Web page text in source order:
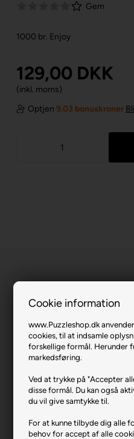
Cookie information
www.Puzzleshop.dk
cookies, til at indsamle
forskellige formål. Herunder
markedsføring.
Ved at trykke på "Accepter
disse formål. Du kan også
du vil give samtykke til.
For at kunne tilbyde dig alle
behov for accept af alle
Gem
1000 br. Enjoy
129,00 DKK
(inkl. moms)
Optjen 9.03 bonuskroner
White Siberian Tiger.
Varenr.: 0523-1257
Antal brikker
Længde i cm (ca.)
Bredde i cm (ca.)